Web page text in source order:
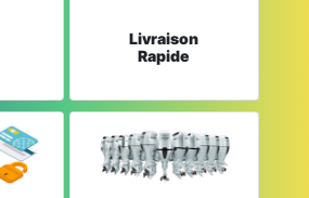
Livraison
Rapide